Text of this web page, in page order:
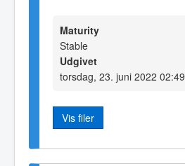
Maturity
Stable
Udgivet
torsdag, 23. juni 2022 02:49
Vis filer